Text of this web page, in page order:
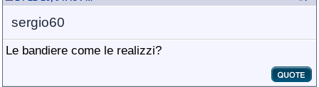
sergio60
Le bandiere come le realizzi?